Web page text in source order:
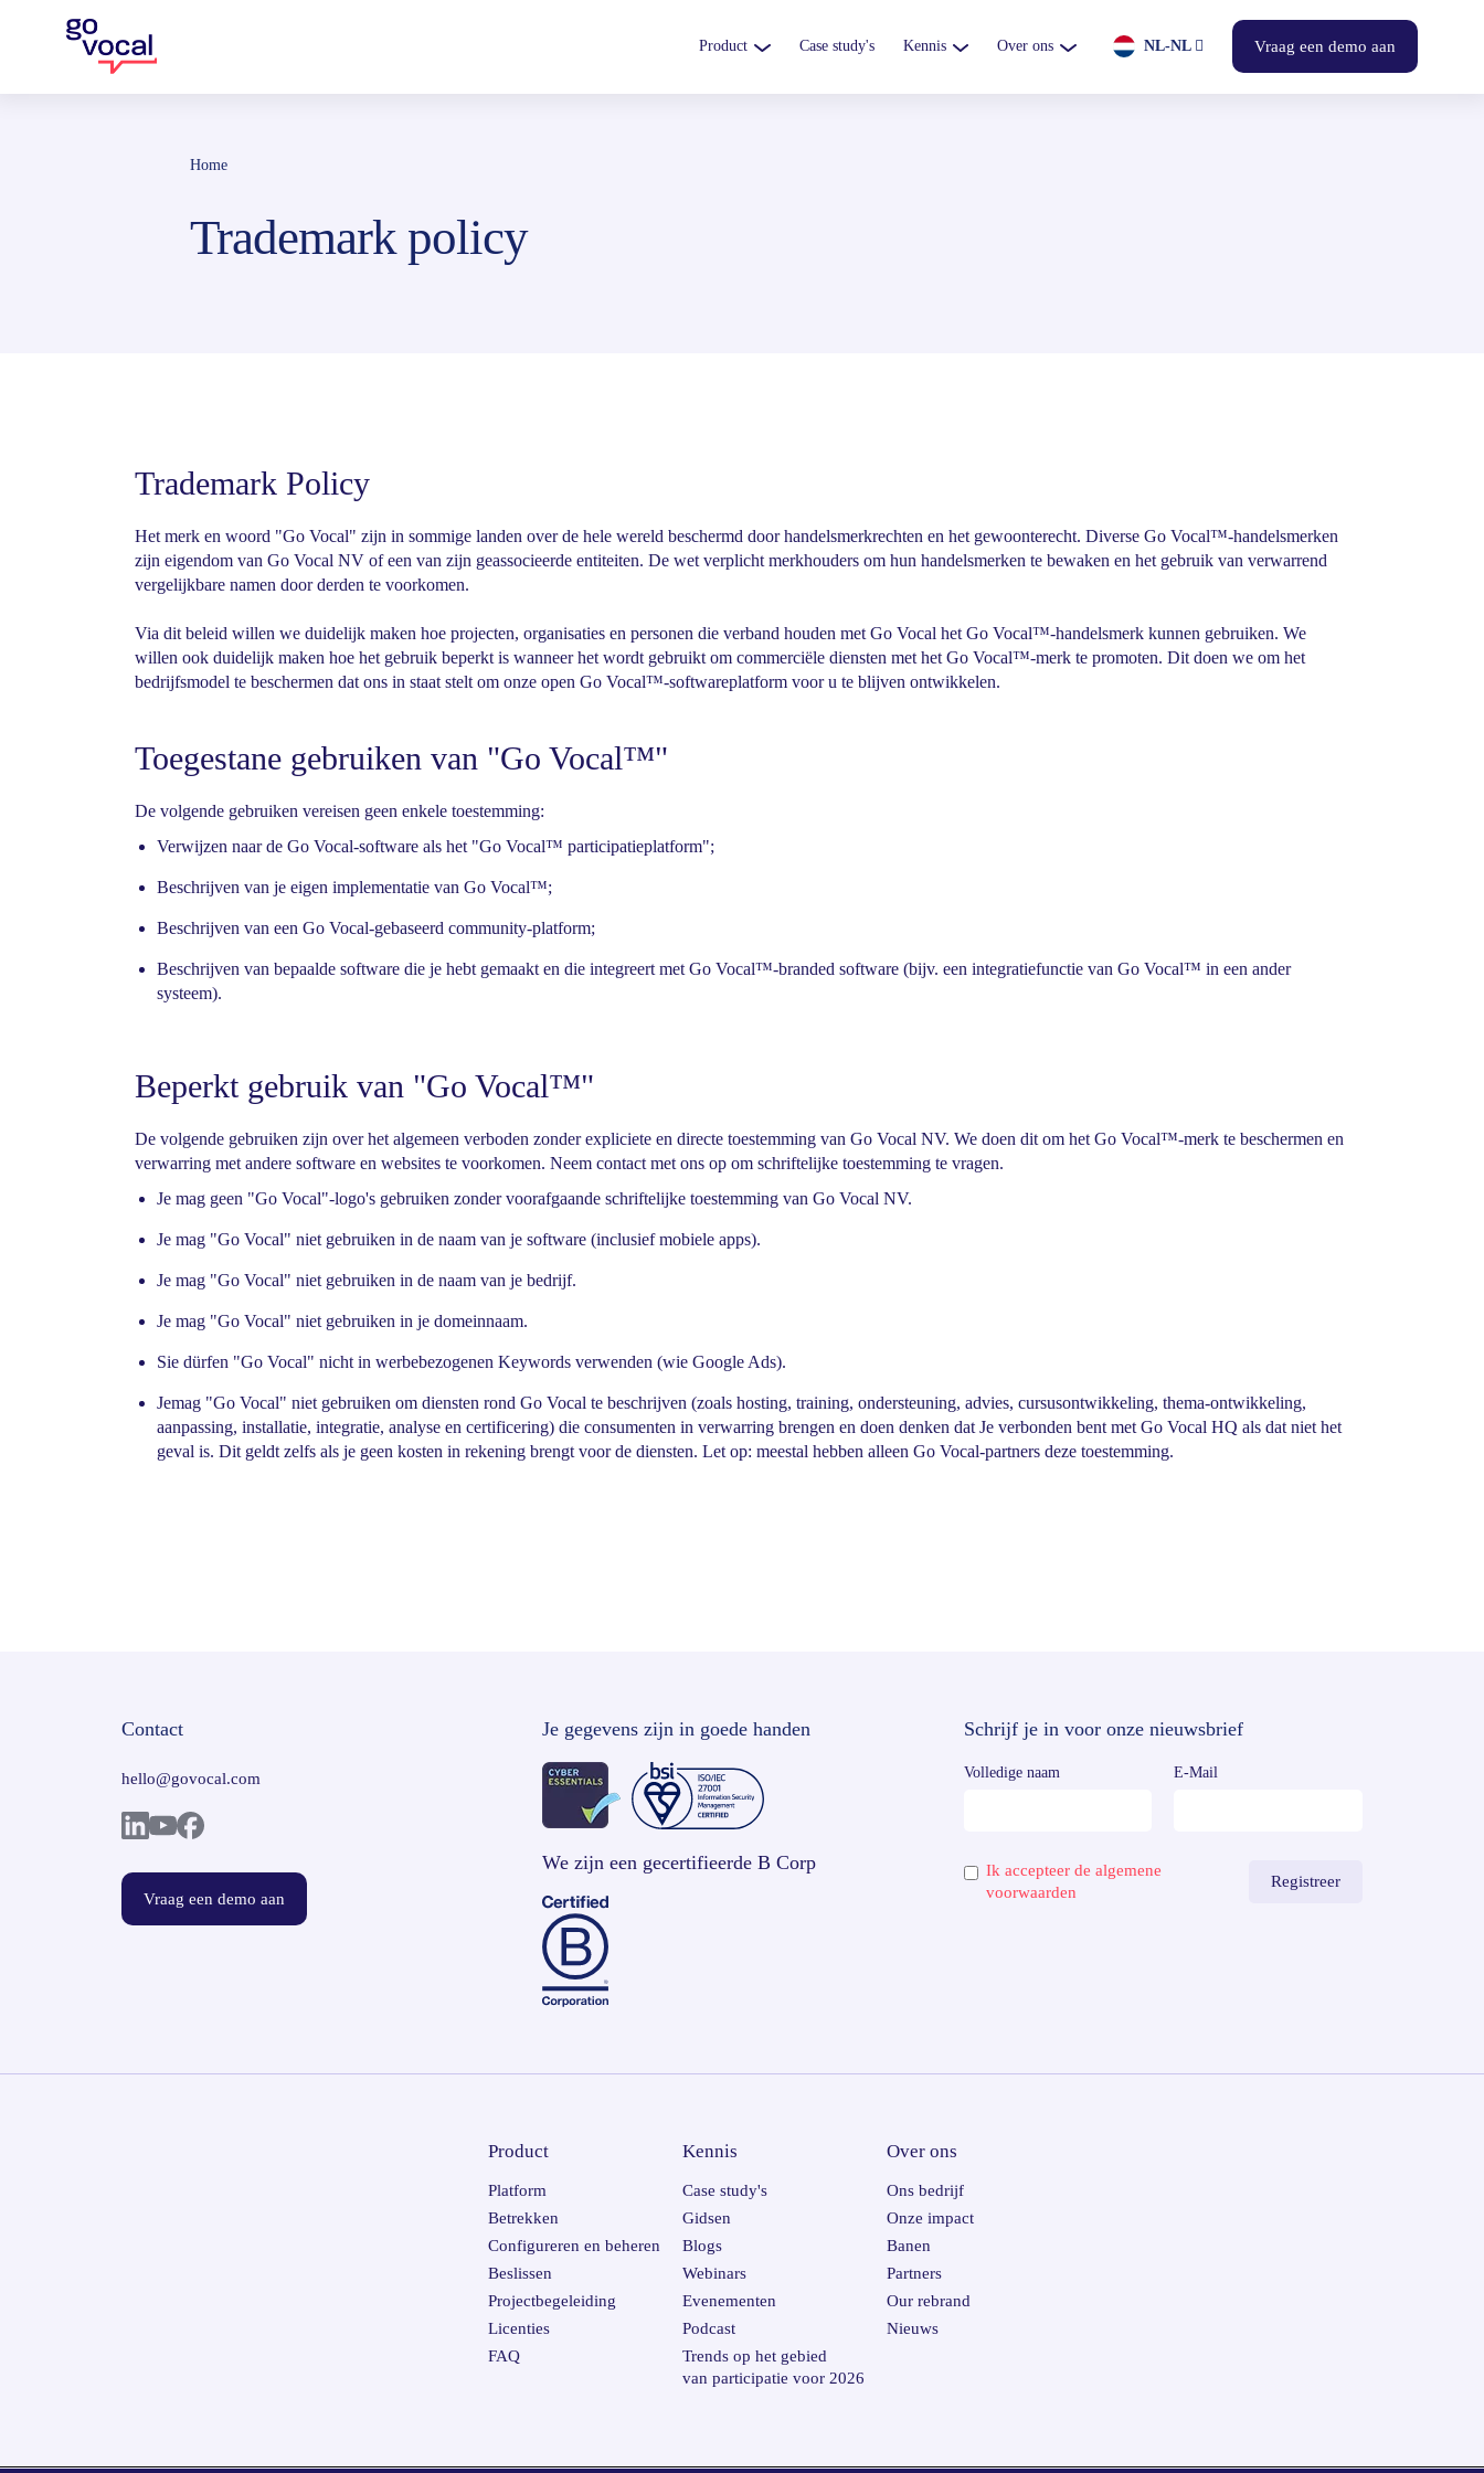
Product Case study's Kennis Over ons NL-NL Vraag een demo aan
Home
Trademark policy
Trademark Policy
Het merk en woord "Go Vocal" zijn in sommige landen over de hele wereld beschermd door handelsmerkrechten en het gewoonterecht. Diverse Go Vocal™-handelsmerken
zijn eigendom van Go Vocal NV of een van zijn geassocieerde entiteiten. De wet verplicht merkhouders om hun handelsmerken te bewaken en het gebruik van verwarrend
vergelijkbare namen door derden te voorkomen.
Via dit beleid willen we duidelijk maken hoe projecten, organisaties en personen die verband houden met Go Vocal het Go Vocal™-handelsmerk kunnen gebruiken. We
willen ook duidelijk maken hoe het gebruik beperkt is wanneer het wordt gebruikt om commerciële diensten met het Go Vocal™-merk te promoten. Dit doen we om het
bedrijfsmodel te beschermen dat ons in staat stelt om onze open Go Vocal™-softwareplatform voor u te blijven ontwikkelen.
Toegestane gebruiken van "Go Vocal™"
De volgende gebruiken vereisen geen enkele toestemming:
Verwijzen naar de Go Vocal-software als het "Go Vocal™ participatieplatform";
Beschrijven van je eigen implementatie van Go Vocal™;
Beschrijven van een Go Vocal-gebaseerd community-platform;
Beschrijven van bepaalde software die je hebt gemaakt en die integreert met Go Vocal™-branded software (bijv. een integratiefunctie van Go Vocal™ in een ander
systeem).
Beperkt gebruik van "Go Vocal™"
De volgende gebruiken zijn over het algemeen verboden zonder expliciete en directe toestemming van Go Vocal NV. We doen dit om het Go Vocal™-merk te beschermen en
verwarring met andere software en websites te voorkomen. Neem contact met ons op om schriftelijke toestemming te vragen.
Je mag geen "Go Vocal"-logo's gebruiken zonder voorafgaande schriftelijke toestemming van Go Vocal NV.
Je mag "Go Vocal" niet gebruiken in de naam van je software (inclusief mobiele apps).
Je mag "Go Vocal" niet gebruiken in de naam van je bedrijf.
Je mag "Go Vocal" niet gebruiken in je domeinnaam.
Sie dürfen "Go Vocal" nicht in werbebezogenen Keywords verwenden (wie Google Ads).
Jemag "Go Vocal" niet gebruiken om diensten rond Go Vocal te beschrijven (zoals hosting, training, ondersteuning, advies, cursusontwikkeling, thema-ontwikkeling,
aanpassing, installatie, integratie, analyse en certificering) die consumenten in verwarring brengen en doen denken dat Je verbonden bent met Go Vocal HQ als dat niet het
geval is. Dit geldt zelfs als je geen kosten in rekening brengt voor de diensten. Let op: meestal hebben alleen Go Vocal-partners deze toestemming.
Contact
hello@govocal.com
Vraag een demo aan
Je gegevens zijn in goede handen
We zijn een gecertifieerde B Corp
Schrijf je in voor onze nieuwsbrief
Volledige naam E-Mail
Ik accepteer de algemene
voorwaarden
Product
Platform
Betrekken
Configureren en beheren
Beslissen
Projectbegeleiding
Licenties
FAQ
Kennis
Case study's
Gidsen
Blogs
Webinars
Evenementen
Podcast
Trends op het gebied
van participatie voor 2026
Over ons
Ons bedrijf
Onze impact
Banen
Partners
Our rebrand
Nieuws